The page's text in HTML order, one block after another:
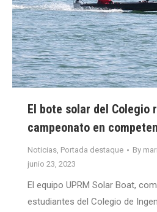
El bote solar del Colegio
campeonato en
Noticias, Portada destaque By
junio 23, 2023
El equipo UPRM Solar Boat,
estudiantes del Colegio de